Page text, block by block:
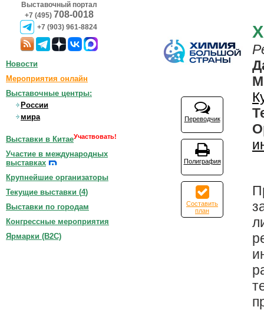
Выставочный портал
+7 (495) 708-0018
+7 (903) 961-8824
Переводчик
Полиграфия
Составить
план
Новости
Мероприятия онлайн
Выставочные центры:
России
мира
Выставки в КитаеУчаствовать!
Участие в международных
выставках
Крупнейшие организаторы
Текущие выставки (4)
Выставки по городам
Конгрессные мероприятия
Ярмарки (B2C)